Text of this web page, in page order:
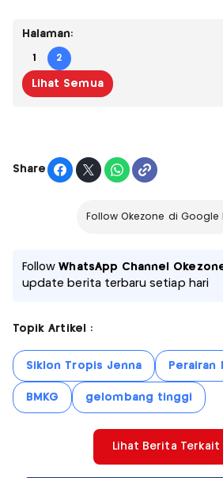
Halaman:
1 2
Lihat Semua
Share
Follow Okezone di Google
FollowWhatsApp Channel
update berita terbaru setiap hari
Topik Artikel :
Siklon Tropis Jenna Perairan
BMKG gelombang tinggi
Lihat Berita Terkait